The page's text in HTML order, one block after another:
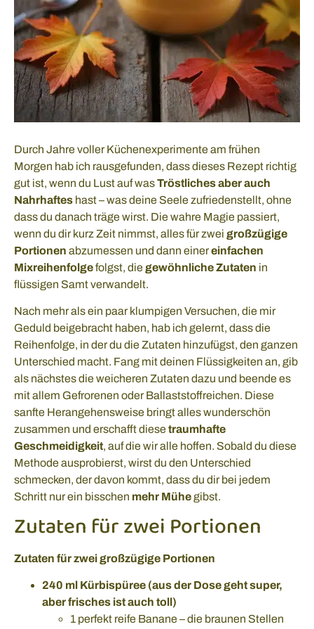
Durch Jahre voller Küchenexperimente am frühen
Morgen hab ich rausgefunden, dass dieses Rezept richtig
gut ist, wenn du Lust auf wasTröstliches aber auch
Nahrhaftes hast – was deine Seele zufriedenstellt, ohne
dass du danach träge wirst. Die wahre Magie passiert,
wenn du dir kurz Zeit nimmst, alles für zwei großzügige
Portionen abzumessen und dann einereinfachen
Mixreihenfolgefolgst, diegewöhnliche Zutaten in
flüssigen Samt verwandelt.
Nach mehr als ein paar klumpigen Versuchen, die mir
Geduld beigebracht haben, hab ich gelernt, dass die
Reihenfolge, in der du die Zutaten hinzufügst, den ganzen
Unterschied macht. Fang mit deinen Flüssigkeiten an, gib
als nächstes die weicheren Zutaten dazu und beende es
mit allem Gefrorenen oder Ballaststoffreichen. Diese
sanfte Herangehensweise bringt alles wunderschön
zusammen und erschafft diesetraumhafte
Geschmeidigkeit, auf die wir alle hoffen. Sobald du diese
Methode ausprobierst, wirst du den Unterschied
schmecken, der davon kommt, dass du dir bei jedem
Schritt nur ein bisschen mehr Mühegibst.
Zutaten für zwei Portionen
Zutaten für zwei großzügige Portionen
240 ml Kürbispüree (aus der Dose geht super,
aber frisches ist auch toll)
1 perfekt reife Banane – die braunen Stellen